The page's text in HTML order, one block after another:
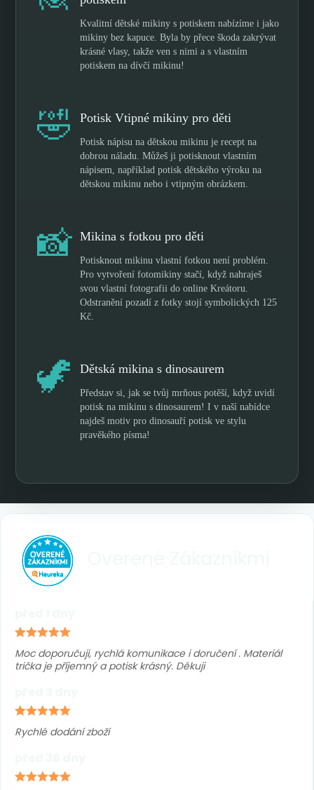
Kvalitní dětské mikiny s potiskem nabízíme i jako
mikiny bez kapuce. Byla by přece škoda zakrývat
krásné vlasy, takže ven s nimi a s vlastním
potiskem na dívčí mikinu!
🤣 Potisk Vtipné mikiny pro děti
Potisk nápisu na dětskou mikinu je recept na
dobrou náladu. Můžeš ji potisknout vlastním
nápisem, například potisk dětského výroku na
dětskou mikinu nebo i vtipným obrázkem.
📸 Mikina s fotkou pro děti
Potisknout mikinu vlastní fotkou není problém.
Pro vytvoření fotomikiny stačí, když nahraješ
svou vlastní fotografii do online Kreátoru.
Odstranění pozadí z fotky stojí symbolických 125
Kč.
🦖 Dětská mikina s dinosaurem
Představ si, jak se tvůj mrňous potěší, když uvidí
potisk na mikinu s dinosaurem! I v naší nabídce
najdeš motiv pro dinosauří potisk ve stylu
pravěkého písma!
Moc doporučuji, rychlá komunikace i doručení . Materiál
trička je příjemný a potisk krásný. Děkuji
Rychlé dodání zboží